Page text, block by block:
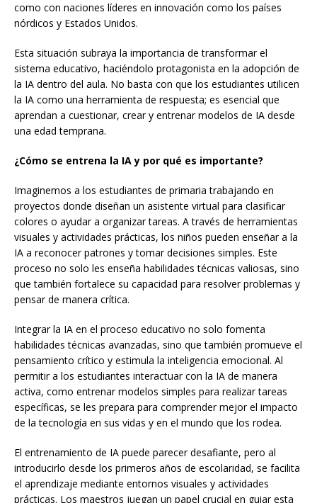
como con naciones líderes en innovación como los países
nórdicos y Estados Unidos.
Esta situación subraya la importancia de transformar el
sistema educativo, haciéndolo protagonista en la adopción de
la IA dentro del aula. No basta con que los estudiantes utilicen
la IA como una herramienta de respuesta; es esencial que
aprendan a cuestionar, crear y entrenar modelos de IA desde
una edad temprana.
¿Cómo se entrena la IA y por qué es importante?
Imaginemos a los estudiantes de primaria trabajando en
proyectos donde diseñan un asistente virtual para clasificar
colores o ayudar a organizar tareas. A través de herramientas
visuales y actividades prácticas, los niños pueden enseñar a la
IA a reconocer patrones y tomar decisiones simples. Este
proceso no solo les enseña habilidades técnicas valiosas, sino
que también fortalece su capacidad para resolver problemas y
pensar de manera crítica.
Integrar la IA en el proceso educativo no solo fomenta
habilidades técnicas avanzadas, sino que también promueve el
pensamiento crítico y estimula la inteligencia emocional. Al
permitir a los estudiantes interactuar con la IA de manera
activa, como entrenar modelos simples para realizar tareas
específicas, se les prepara para comprender mejor el impacto
de la tecnología en sus vidas y en el mundo que los rodea.
El entrenamiento de IA puede parecer desafiante, pero al
introducirlo desde los primeros años de escolaridad, se facilita
el aprendizaje mediante entornos visuales y actividades
prácticas. Los maestros juegan un papel crucial en guiar esta